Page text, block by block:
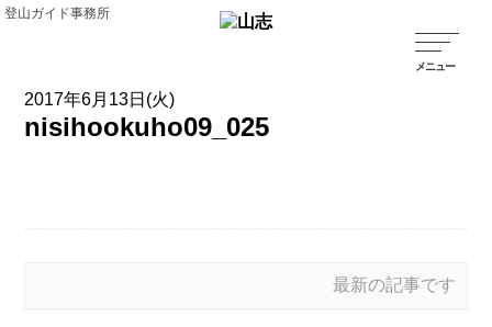
登山ガイド事務所
2017年6月13日(火)
nisihookuho09_025
最新の記事です